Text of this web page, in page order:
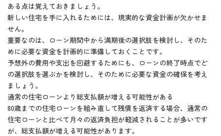
ある点は覚えておきましょう。
新しい住宅を手に入れるためには、現実的な資金計画が欠かせま
せん。
重要なのは、ローン期間中から満期後の選択肢を検討し、そのた
めに必要な資金を計画的に準備しておくことです。
予想外の費用や支出を回避するためにも、ローンの終了時点でど
の選択肢を選ぶかを検討し、そのために必要な資金の確保を考え
ましょう。
通常の住宅ローンより総支払額が増える可能性がある
80歳までの住宅ローンを組み直して残債を返済する場合、通常の
住宅ローンと比べて月々の返済負担が軽減されることが多いです
が、総支払額が増える可能性があります。